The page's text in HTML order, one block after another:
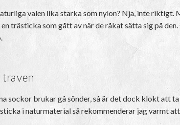
valen lika starka som nylon? Nja, inte
trästicka som gått av när de råkat sätta sig på
sockor brukar gå sönder, så är det dock klokt att
i naturmaterial så rekommenderar jag varmt